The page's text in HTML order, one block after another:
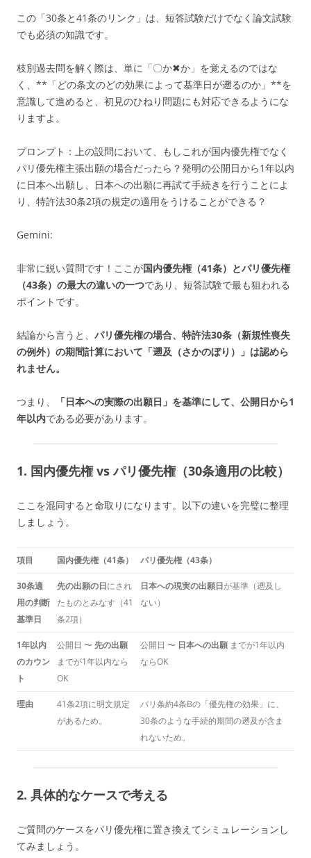
この「30条と41条のリンク」は、短答試験だけでなく論文試験
でも必須の知識です。
枝別過去問を解く際は、単に「〇か✖か」を覚えるのではな
く、**「どの条文のどの効果によって基準日が遡るのか」**を
意識して進めると、初見のひねり問題にも対応できるようにな
りますよ。
プロンプト： 上の設問において、もしこれが国内優先権でなく
パリ優先権主張出願の場合だったら？発明の公開日から1年以内
に日本へ出願し、日本への出願に再試て手続きを行うことによ
り、特許法30条2項の規定の適用をうけることができる？
Gemini:
非常に鋭い質問です！ここが国内優先権（41条）とパリ優先権
（43条）の最大の違いの一つであり、短答試験で最も狙われる
ポイントです。
結論から言うと、 パリ優先権の場合、特許法30条（新規性喪失
の例外）の期間計算において「遡及（さかのぼり）」は認めら
れません。
つまり、 「日本への実際の出願日」を基準にして、公開日から1
年以内である必要があります。
1. 国内優先権 vs パリ優先権（30条適用の比較）
ここを混同すると命取りになります。以下の違いを完璧に整理
しましょう。
項目 国内優先権（41条） パリ優先権（43条）
30条適
用の判断
基準日
先の出願の日にされ
たものとみなす（41
条2項）
日本への現実の出願日が基準（遡及し
ない）
1年以内
のカウン
ト
公開日 〜 先の出願
までが1年以内なら
OK
公開日 〜 日本への出願 までが1年以内
ならOK
理由
41条2項に明文規定
があるため。
パリ条約4条Bの「優先権の効果」に、
30条のような手続的期間の遡及が含ま
れないため。
2. 具体的なケースで考える
ご質問のケースをパリ優先権に置き換えてシミュレーションし
てみましょう。